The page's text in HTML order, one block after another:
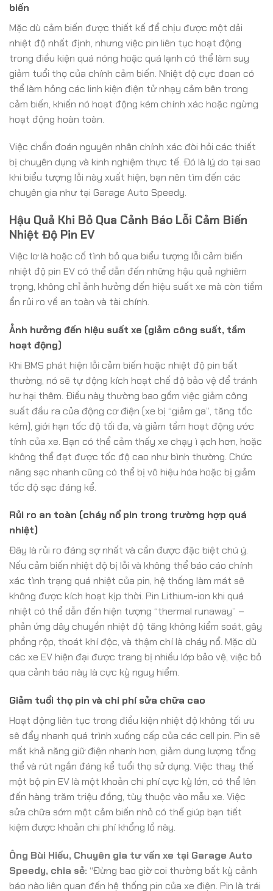
biến
Mặc dù cảm biến được thiết kế để chịu được một dải
nhiệt độ nhất định, nhưng việc pin liên tục hoạt động
trong điều kiện quá nóng hoặc quá lạnh có thể làm suy
giảm tuổi thọ của chính cảm biến. Nhiệt độ cực đoan có
thể làm hỏng các linh kiện điện tử nhạy cảm bên trong
cảm biến, khiến nó hoạt động kém chính xác hoặc ngừng
hoạt động hoàn toàn.
Việc chẩn đoán nguyên nhân chính xác đòi hỏi các thiết
bị chuyên dụng và kinh nghiệm thực tế. Đó là lý do tại sao
khi biểu tượng lỗi này xuất hiện, bạn nên tìm đến các
chuyên gia như tại Garage Auto Speedy.
Hậu Quả Khi Bỏ Qua Cảnh Báo Lỗi Cảm Biến
Nhiệt Độ Pin EV
Việc lơ là hoặc cố tình bỏ qua biểu tượng lỗi cảm biến
nhiệt độ pin EV có thể dẫn đến những hậu quả nghiêm
trọng, không chỉ ảnh hưởng đến hiệu suất xe mà còn tiềm
ẩn rủi ro về an toàn và tài chính.
Ảnh hưởng đến hiệu suất xe (giảm công suất, tầm
hoạt động)
Khi BMS phát hiện lỗi cảm biến hoặc nhiệt độ pin bất
thường, nó sẽ tự động kích hoạt chế độ bảo vệ để tránh
hư hại thêm. Điều này thường bao gồm việc giảm công
suất đầu ra của động cơ điện (xe bị “giảm ga”, tăng tốc
kém), giới hạn tốc độ tối đa, và giảm tầm hoạt động ước
tính của xe. Bạn có thể cảm thấy xe chạy ì ạch hơn, hoặc
không thể đạt được tốc độ cao như bình thường. Chức
năng sạc nhanh cũng có thể bị vô hiệu hóa hoặc bị giảm
tốc độ sạc đáng kể.
Rủi ro an toàn (cháy nổ pin trong trường hợp quá
nhiệt)
Đây là rủi ro đáng sợ nhất và cần được đặc biệt chú ý.
Nếu cảm biến nhiệt độ bị lỗi và không thể báo cáo chính
xác tình trạng quá nhiệt của pin, hệ thống làm mát sẽ
không được kích hoạt kịp thời. Pin Lithium-ion khi quá
nhiệt có thể dẫn đến hiện tượng “thermal runaway” –
phản ứng dây chuyền nhiệt độ tăng không kiểm soát, gây
phồng rộp, thoát khí độc, và thậm chí là cháy nổ. Mặc dù
các xe EV hiện đại được trang bị nhiều lớp bảo vệ, việc bỏ
qua cảnh báo này là cực kỳ nguy hiểm.
Giảm tuổi thọ pin và chi phí sửa chữa cao
Hoạt động liên tục trong điều kiện nhiệt độ không tối ưu
sẽ đẩy nhanh quá trình xuống cấp của các cell pin. Pin sẽ
mất khả năng giữ điện nhanh hơn, giảm dung lượng tổng
thể và rút ngắn đáng kể tuổi thọ sử dụng. Việc thay thế
một bộ pin EV là một khoản chi phí cực kỳ lớn, có thể lên
đến hàng trăm triệu đồng, tùy thuộc vào mẫu xe. Việc
sửa chữa sớm một cảm biến nhỏ có thể giúp bạn tiết
kiệm được khoản chi phí khổng lồ này.
Ông Bùi Hiếu, Chuyên gia tư vấn xe tại Garage Auto
Speedy, chia sẻ: “Đừng bao giờ coi thường bất kỳ cảnh
báo nào liên quan đến hệ thống pin của xe điện. Pin là trái